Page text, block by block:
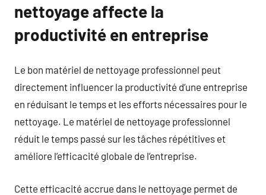
nettoyage affecte la
productivité en entreprise
Le bon matériel de nettoyage professionnel peut
directement influencer la productivité d’une entreprise
en réduisant le temps et les efforts nécessaires pour le
nettoyage. Le matériel de nettoyage professionnel
réduit le temps passé sur les tâches répétitives et
améliore l’efficacité globale de l’entreprise.
Cette efficacité accrue dans le nettoyage permet de